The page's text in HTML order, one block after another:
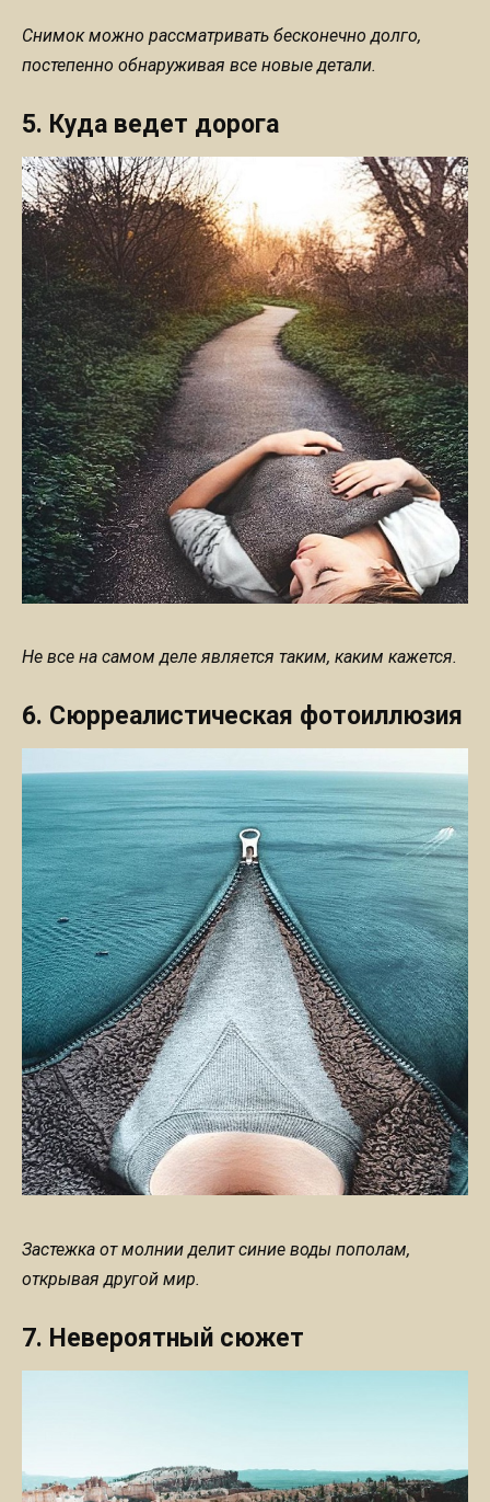
Снимок можно рассматривать бесконечно долго,
постепенно обнаруживая все новые детали.
5. Куда ведет дорога
Не все на самом деле является таким, каким кажется.
6. Сюрреалистическая фотоиллюзия
Застежка от молнии делит синие воды пополам,
открывая другой мир.
7. Невероятный сюжет